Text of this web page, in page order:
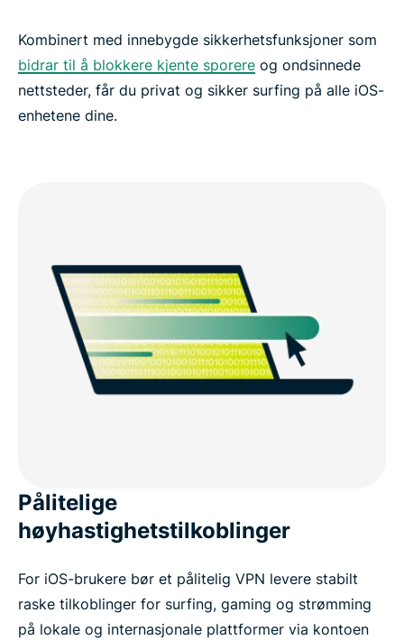
Kombinert med innebygde sikkerhetsfunksjoner som
bidrar til å blokkere kjente sporere og ondsinnede
nettsteder, får du privat og sikker surfing på alle iOS-
enhetene dine.
Pålitelige
høyhastighetstilkoblinger
For iOS-brukere bør et pålitelig VPN levere stabilt
raske tilkoblinger for surfing, gaming og strømming
på lokale og internasjonale plattformer via kontoen